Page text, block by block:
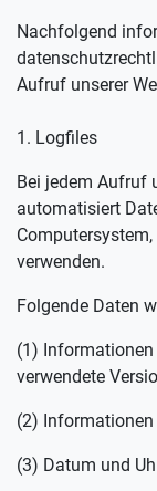
Nachfolgend
Aufruf unserer
1. Logfiles
Bei jedem Aufruf
automatisiert
verwenden.
Folgende Daten
(1) Informationen
verwendete
(2) Informationen
(3) Datum und